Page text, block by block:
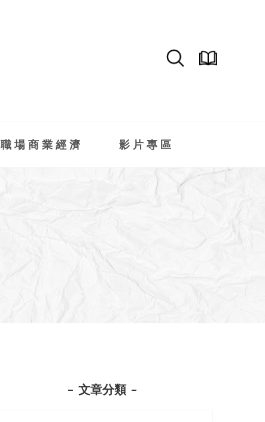
職場商業經濟 影片專區
文章分類